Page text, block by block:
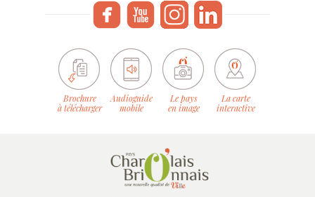
Brochure
à télécharger
Audioguide
mobile
Le pays
en image
La carte
interactive